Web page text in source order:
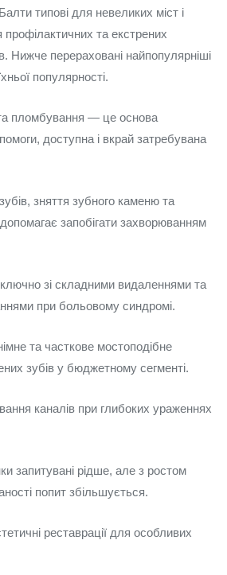
типові для невеликих міст і
та екстрених
Нижче перераховані найпопулярніші
популярності.
пломбування — це основа
доступна і вкрай затребувана
зняття зубного каменю та
запобігати захворюванням
зі складними видаленнями та
при больовому синдромі.
та часткове мостоподібне
зубів у бюджетному сегменті.
каналів при глибоких ураженнях
запитувані рідше, але з ростом
попит збільшується.
реставрації для особливих